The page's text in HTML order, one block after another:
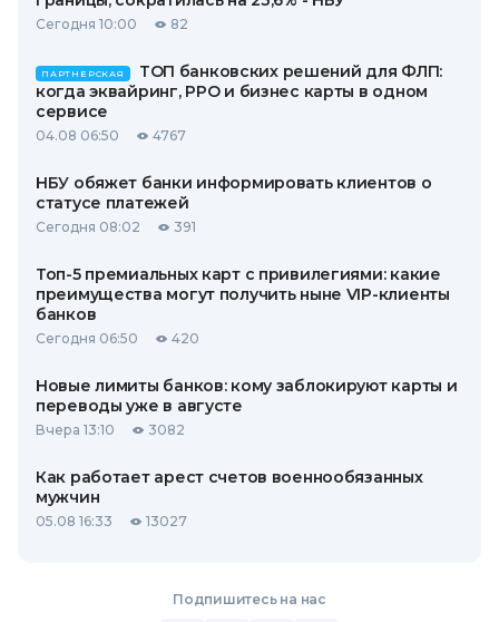
Сегодня 10:00 82
ПАРТНЕРСКАЯ
ТОП банковских решений для ФЛП:
когда эквайринг, РРО и бизнес карты в одном
сервисе
04.08 06:50 4767
НБУ обяжет банки информировать клиентов о
статусе платежей
Сегодня 08:02 391
Топ-5 премиальных карт с привилегиями: какие
преимущества могут получить ныне VIP-клиенты
банков
Сегодня 06:50 420
Новые лимиты банков: кому заблокируют карты и
переводы уже в августе
Вчера 13:10 3082
Как работает арест счетов военнообязанных
мужчин
05.08 16:33 13027
Подпишитесь на нас